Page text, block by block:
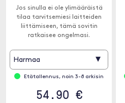
Jos sinulla ei ole ylimääräistä
tilaa tarvitsemiesi laitteiden
liittämiseen, tämä sovitin
ratkaisee ongelmasi.
Harmaa ▾
Etätallennus, noin 3-8 arkisin
54.90 €